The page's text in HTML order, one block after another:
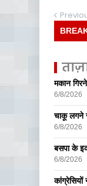
मकान
6/8/2026
चाकू लगने
6/8/2026
बसपा के
6/8/2026